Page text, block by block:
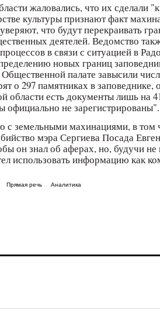
жаловались, что их сделали
культуры признают факт
что будут перекраивать
деятелей. Ведомство
в связи с ситуацией в
новых границ
палате завысили
о 297 памятниках в заповеднике,
области есть документы лишь на
официально не зарегистрированы".
с земельными махинациями, в том
мэра Сергиева Посада
он знал об аферах, но, будучи не
использовать информацию как
Прямая речь Аналитика